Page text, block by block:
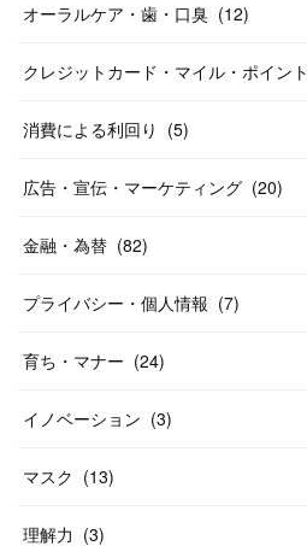
オーラルケア・歯・口臭 (12)
クレジットカード・マイル・ポイント
消費による利回り (5)
広告・宣伝・マーケティング (20)
金融・為替 (82)
プライバシー・個人情報 (7)
育ち・マナー (24)
イノベーション (3)
マスク (13)
理解力 (3)